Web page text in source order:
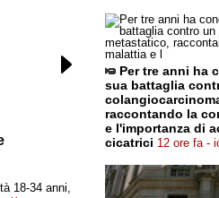
18-34 anni,
Per tre anni ha
sua battaglia
raccontando la
e l'importanza di
cicatrici 12 ore fa -